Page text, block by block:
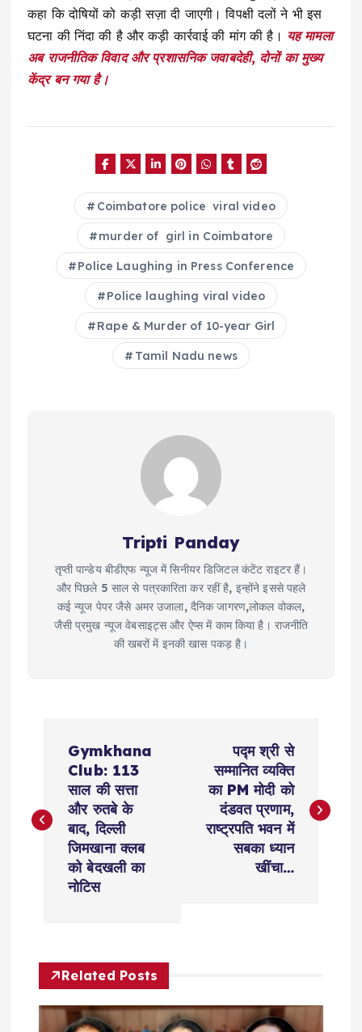
कहा कि दोषियों को कड़ी सज़ा दी जाएगी। विपक्षी दलों ने भी इस
घटना की निंदा की है और कड़ी कार्रवाई की मांग की है। यह मामला
अब राजनीतिक विवाद और प्रशासनिक जवाबदेही, दोनों का मुख्य
केंद्र बन गया है।
Coimbatore police viral video
murder of girl in Coimbatore
Police Laughing in Press Conference
Police laughing viral video
Rape & Murder of 10-year Girl
Tamil Nadu news
Tripti Panday
तृप्ती पान्डेय बीडीएफ न्यूज में सिनीयर डिजिटल कंटेंट राइटर हैं।
और पिछले 5 साल से पत्रकारिता कर रहीं है, इन्होंने इससे पहले
कई न्यूज पेपर जैसे अमर उजाला, दैनिक जागरण,लोकल वोकल,
जैसी प्रमुख न्यूज वेबसाइट्स और ऐप्स में काम किया है। राजनीति
की खबरों में इनकी खास पकड़ है।
s
v
Gymkhana
Club: 113
साल की सत्ता
और रुतबे के
बाद, दिल्ली
जिमखाना क्लब
को बेदखली का
नोटिस
पद्म श्री से
सम्मानित व्यक्ति
का PM मोदी को
दंडवत प्रणाम,
राष्ट्रपति भवन में
सबका ध्यान
खींचा…
Related Posts